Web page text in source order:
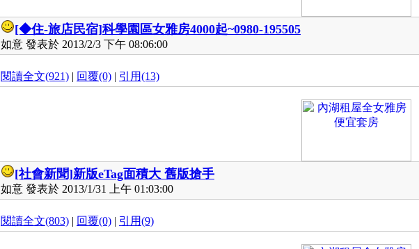
[◆住-旅店民宿]科學園區女雅房4000起~0980-195505
如意 發表於 2013/2/3 下午 08:06:00
閱讀全文(921) | 回覆(0) | 引用(13)
[社會新聞]新版eTag面積大 舊版搶手
如意 發表於 2013/1/31 上午 01:03:00
閱讀全文(803) | 回覆(0) | 引用(9)